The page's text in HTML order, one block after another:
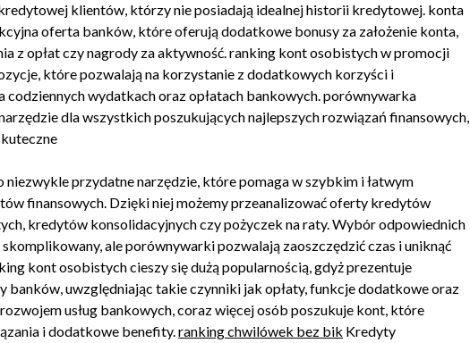
klientów, którzy nie posiadają idealnej historii kredytowej. konta
oferta banków, które oferują dodatkowe bonusy za założenie konta,
z opłat czy nagrody za aktywność. ranking kont osobistych w promocji
które pozwalają na korzystanie z dodatkowych korzyści i
codziennych wydatkach oraz opłatach bankowych. porównywarka
dla wszystkich poszukujących najlepszych rozwiązań finansowych,
przydatne narzędzie, które pomaga w szybkim i łatwym
finansowych. Dzięki niej możemy przeanalizować oferty kredytów
kredytów konsolidacyjnych czy pożyczek na raty. Wybór odpowiednich
ale porównywarki pozwalają zaoszczędzić czas i uniknąć
kont osobistych cieszy się dużą popularnością, gdyż prezentuje
uwzględniając takie czynniki jak opłaty, funkcje dodatkowe oraz
usług bankowych, coraz więcej osób poszukuje kont, które
i dodatkowe benefity.ranking chwilówek bez bik Kredyty